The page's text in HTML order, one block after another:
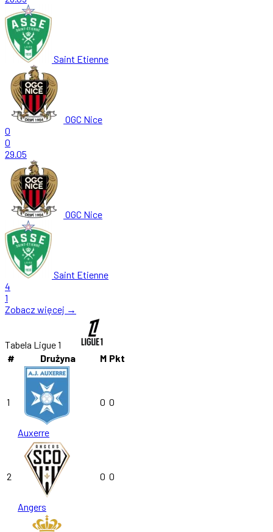
Saint Etienne
OGC Nice
0
0
29.05
OGC Nice
Saint Etienne
4
1
Zobacz więcej →
Tabela Ligue 1
#
Drużyna M Pkt
1
Auxerre
0 0
2
Angers
0 0